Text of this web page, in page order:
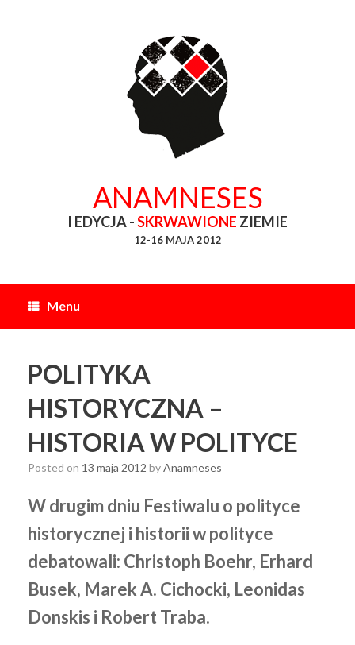
ANAMNESES
I EDYCJA -SKRWAWIONE ZIEMIE
12-16 MAJA 2012
Menu
POLITYKA
HISTORYCZNA –
HISTORIA W POLITYCE
Posted on 13 maja 2012 byAnamneses
W drugim dniu Festiwalu o polityce
historycznej i historii w polityce
debatowali: Christoph Boehr, Erhard
Busek, Marek A. Cichocki, Leonidas
Donskis i Robert Traba.